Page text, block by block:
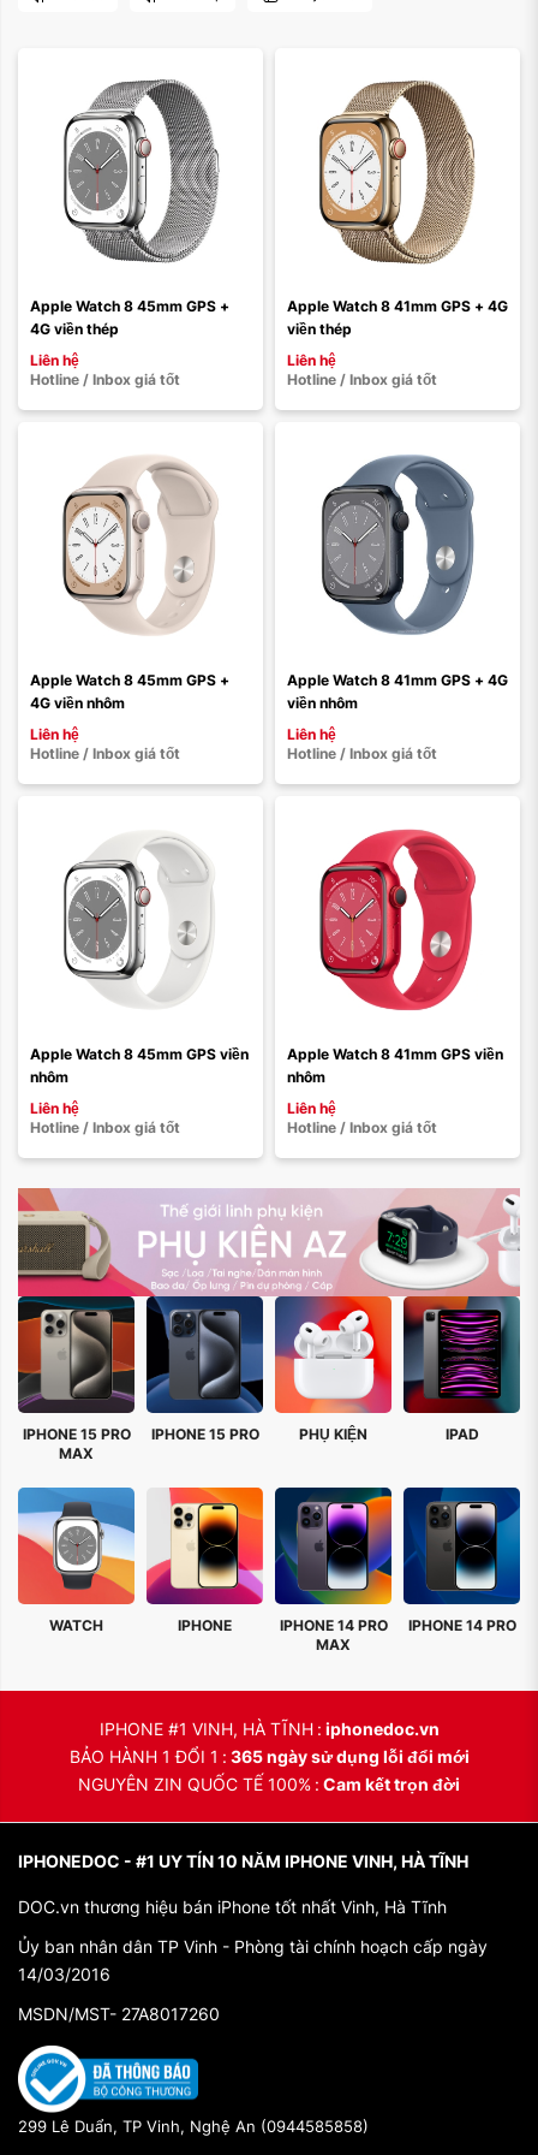
Apple Watch 8 45mm GPS +
4G viền thép
Liên hệ
Hotline / Inbox giá tốt
Apple Watch 8 41mm GPS + 4G
viền thép
Liên hệ
Hotline / Inbox giá tốt
Màu sắc:
Loại dây:
Dây daDây thép
Apple Watch 8 45mm GPS +
4G viền nhôm
Liên hệ
Hotline / Inbox giá tốt
Màu sắc:
Loại dây:
Dây cao su
Apple Watch 8 41mm GPS + 4G
viền nhôm
Liên hệ
Hotline / Inbox giá tốt
Màu sắc:
Loại dây:
Dây cao suDây thép
Apple Watch 8 45mm GPS viền
nhôm
Liên hệ
Hotline / Inbox giá tốt
Màu sắc:
Loại dây:
Dây daDây thép
Apple Watch 8 41mm GPS viền
nhôm
Liên hệ
Hotline / Inbox giá tốt
IPHONE 15 PRO
MAX
IPHONE 15 PRO PHỤ KIỆN IPAD
WATCH IPHONE
IPHONE 14 PRO
MAX
IPHONE 14 PRO
IPHONE #1 VINH, HÀ TĨNH
iphonedoc.vn
BẢO HÀNH 1 ĐỔI 1
365 ngày sử dụng lỗi đổi mới
NGUYÊN ZIN QUỐC TẾ 100% Cam kết trọn đời
IPHONEDOC - #1 UY TÍN 10 NĂM IPHONE VINH, HÀ TĨNH
DOC.vn thương hiệu bán iPhone tốt nhất Vinh, Hà Tĩnh
Ủy ban nhân dân TP Vinh - Phòng tài chính hoạch cấp ngày
14/03/2016
MSDN/MST- 27A8017260
299 Lê Duẩn, TP Vinh, Nghệ An (0944585858)